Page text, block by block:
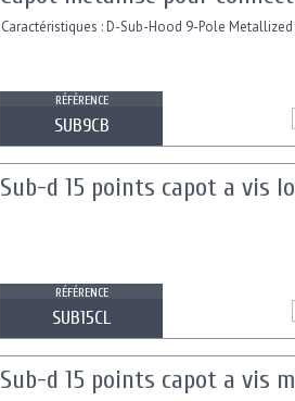
Caractéristiques : D-Sub-Hood 9-Pole Metallized
RÉFÉRENCE
SUB9CB
Sub-d 15 points capot a vis
RÉFÉRENCE
SUB15CL
Sub-d 15 points capot a vis